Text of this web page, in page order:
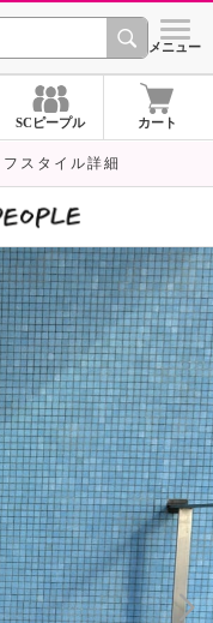
シメニュー
SCピープル カート
スタイル詳細